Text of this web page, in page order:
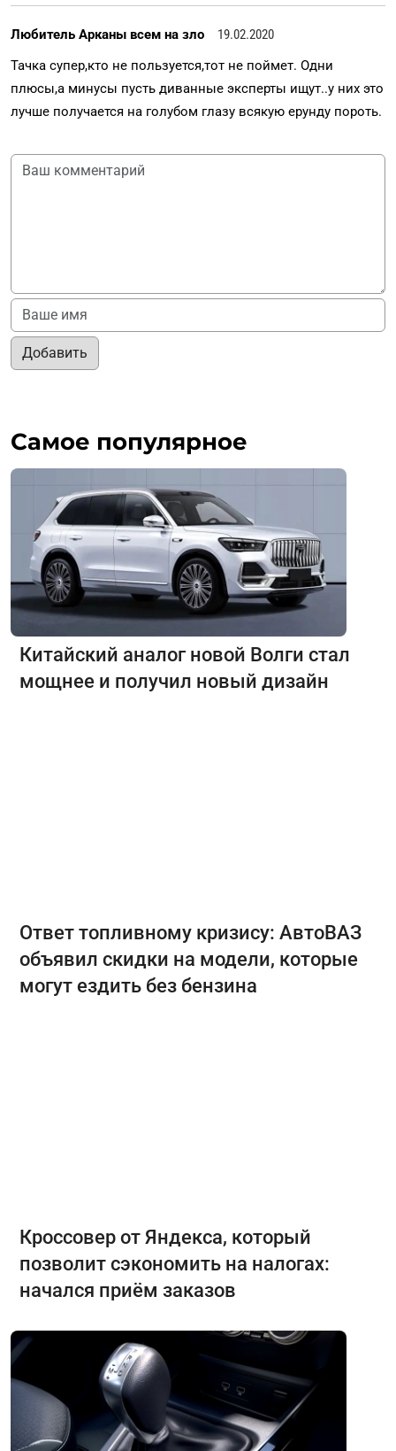
Любитель Арканы всем на зло
19.02.2020
Тачка супер,кто не пользуется,тот не поймет. Одни
плюсы,а минусы пусть диванные эксперты ищут..у них это
лучше получается на голубом глазу всякую ерунду пороть.
Добавить
Самое популярное
Китайский аналог новой Волги стал
мощнее и получил новый дизайн
Ответ топливному кризису: АвтоВАЗ
объявил скидки на модели, которые
могут ездить без бензина
Кроссовер от Яндекса, который
позволит сэкономить на налогах:
начался приём заказов